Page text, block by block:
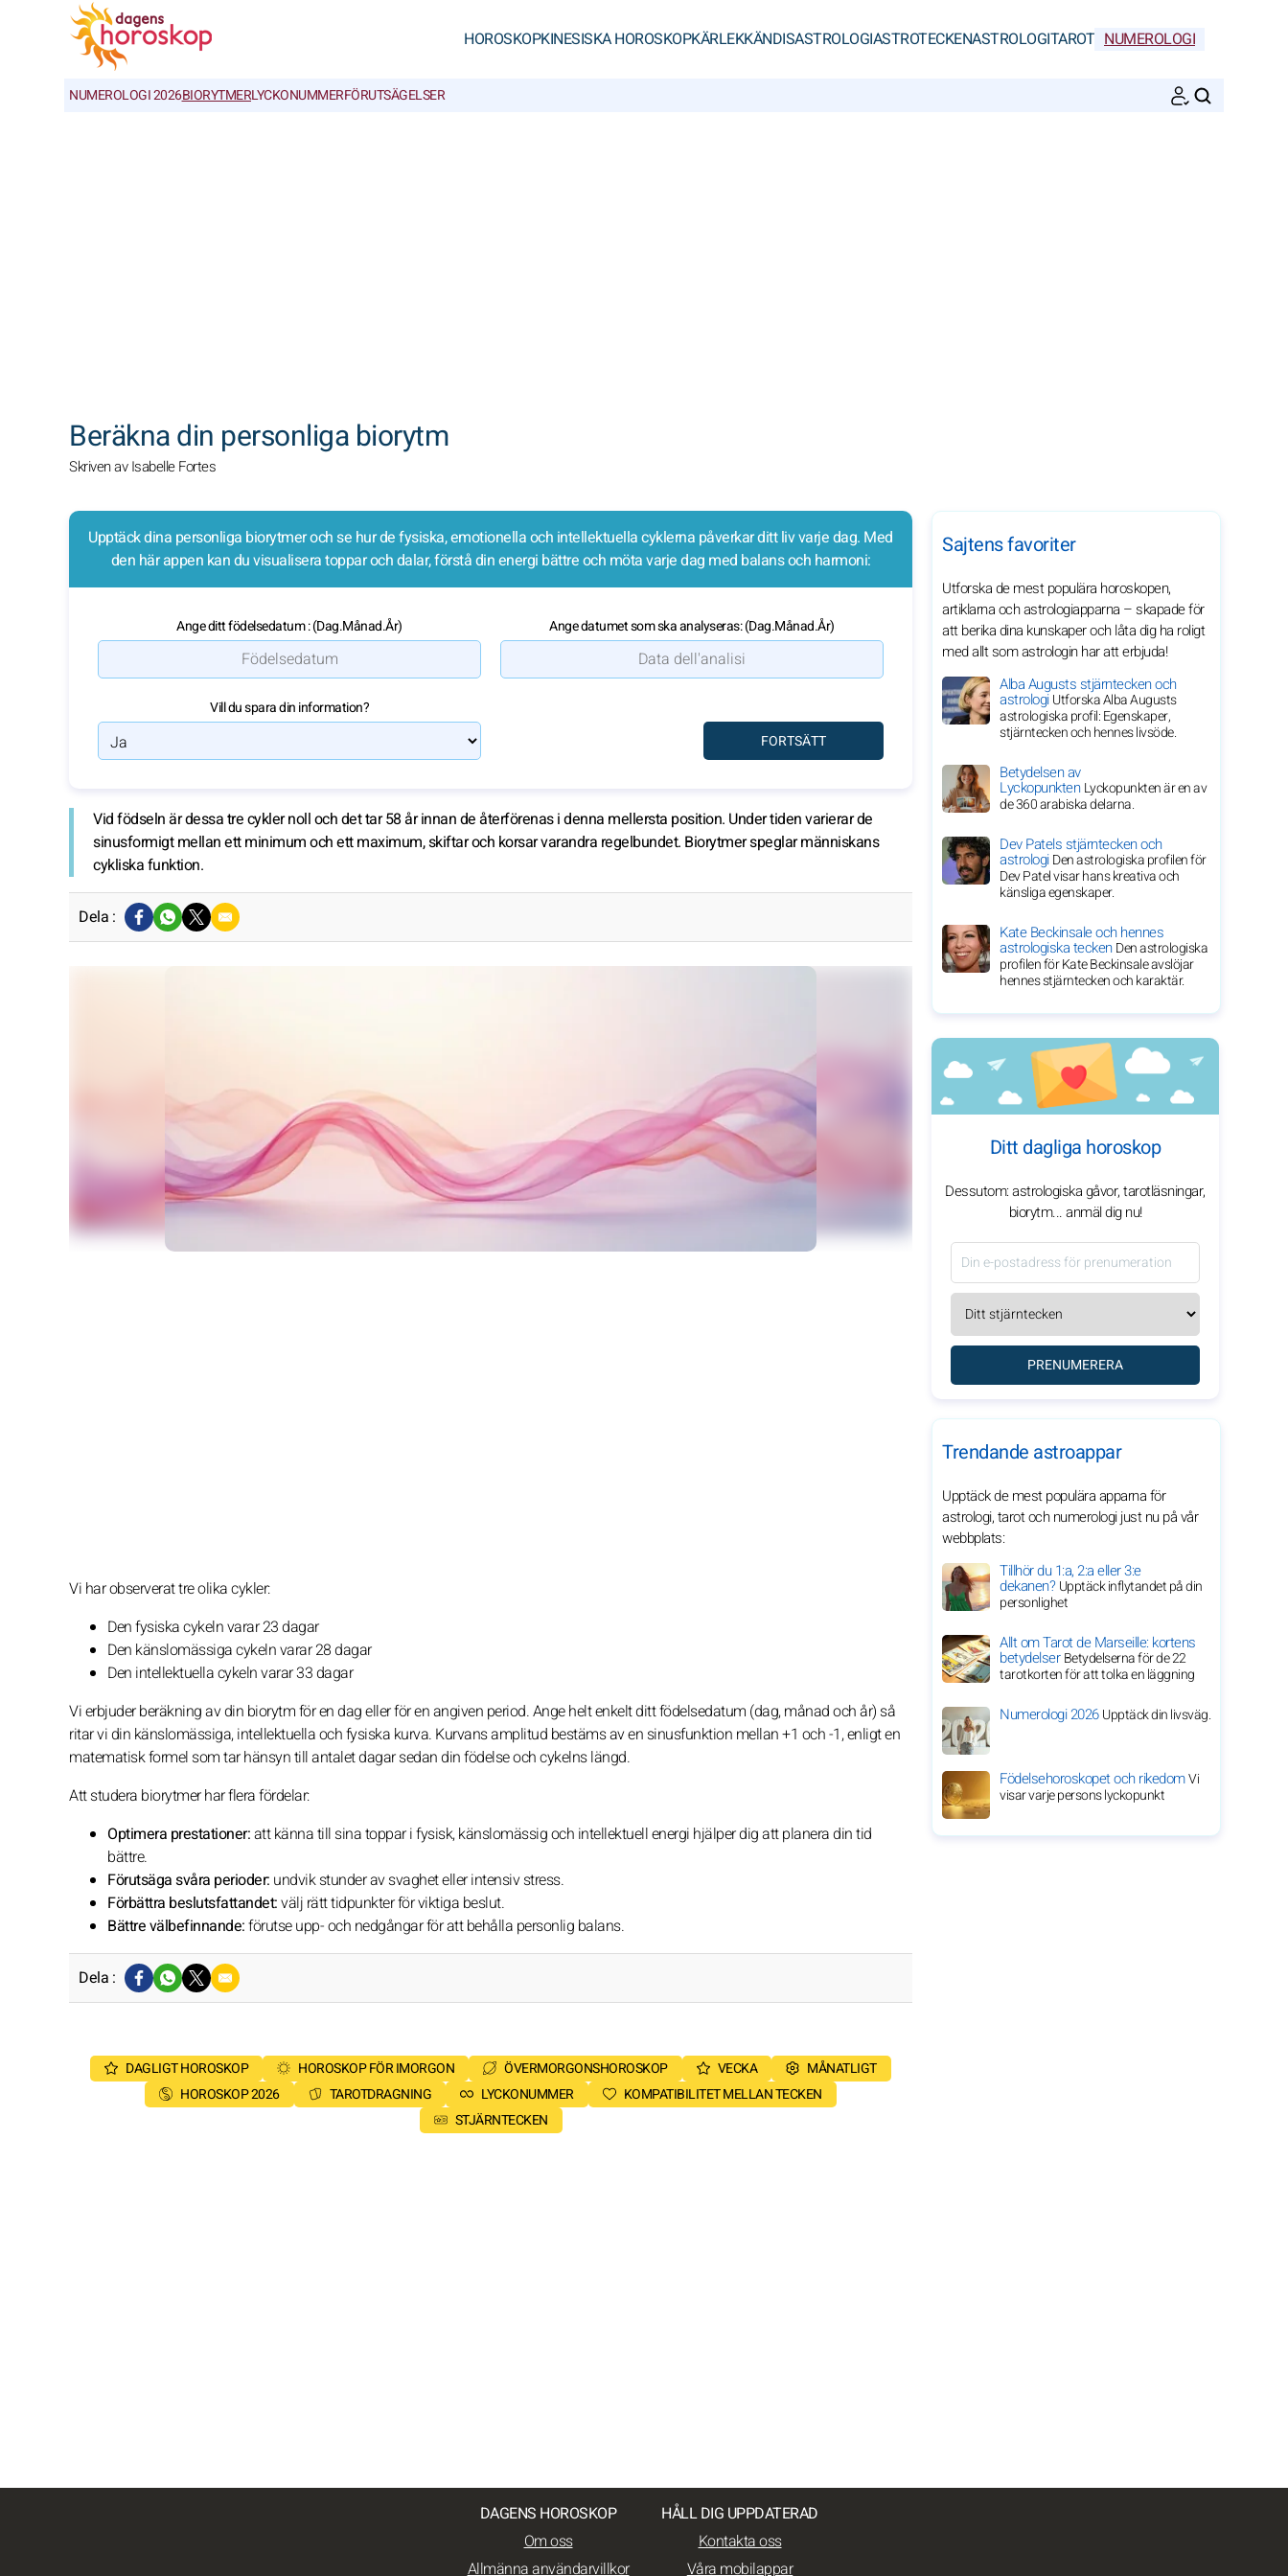
HOROSKOPKINESISKA HOROSKOPKÄRLEKKÄNDISASTROLOGIASTROTECKENASTROLOGITAROT NUMEROLOGI
NUMEROLOGI 2026BIORYTMERLYCKONUMMERFÖRUTSÄGELSER
Beräkna din personliga biorytm
Skriven av Isabelle Fortes
Upptäck dina personliga biorytmer och se hur de fysiska, emotionella och intellektuella cyklerna påverkar ditt liv varje dag. Med
den här appen kan du visualisera toppar och dalar, förstå din energi bättre och möta varje dag med balans och harmoni:
Ange ditt födelsedatum : (Dag.Månad.År) Ange datumet som ska analyseras: (Dag.Månad.År)
Vill du spara din information?
Vid födseln är dessa tre cykler noll och det tar 58 år innan de återförenas i denna mellersta position. Under tiden varierar de
sinusformigt mellan ett minimum och ett maximum, skiftar och korsar varandra regelbundet. Biorytmer speglar människans
cykliska funktion.
Dela :
Vi har observerat tre olika cykler:
Den fysiska cykeln varar 23 dagar
Den känslomässiga cykeln varar 28 dagar
Den intellektuella cykeln varar 33 dagar
Vi erbjuder beräkning av din biorytm för en dag eller för en angiven period. Ange helt enkelt ditt födelsedatum (dag, månad och år) så
ritar vi din känslomässiga, intellektuella och fysiska kurva. Kurvans amplitud bestäms av en sinusfunktion mellan +1 och -1, enligt en
matematisk formel som tar hänsyn till antalet dagar sedan din födelse och cykelns längd.
Att studera biorytmer har flera fördelar:
Optimera prestationer:att känna till sina toppar i fysisk, känslomässig och intellektuell energi hjälper dig att planera din tid
bättre.
Förutsäga svåra perioder: undvik stunder av svaghet eller intensiv stress.
Förbättra beslutsfattandet:välj rätt tidpunkter för viktiga beslut.
Bättre välbefinnande:förutse upp- och nedgångar för att behålla personlig balans.
Dela :
DAGLIGT HOROSKOP HOROSKOP FÖR IMORGON ÖVERMORGONSHOROSKOP VECKA
MÅNATLIGT
HOROSKOP 2026
TAROTDRAGNING LYCKONUMMER
KOMPATIBILITET MELLAN TECKEN
STJÄRNTECKEN
Sajtens favoriter
Utforska de mest populära horoskopen,
artiklarna och astrologiapparna – skapade för
att berika dina kunskaper och låta dig ha roligt
med allt som astrologin har att erbjuda!
Alba Augusts stjärntecken och
astrologiUtforska Alba Augusts
astrologiska profil: Egenskaper,
stjärntecken och hennes livsöde.
Betydelsen av
LyckopunktenLyckopunkten är en av
de 360 arabiska delarna.
Dev Patels stjärntecken och
astrologiDen astrologiska profilen för
Dev Patel visar hans kreativa och
känsliga egenskaper.
Kate Beckinsale och hennes
astrologiska teckenDen astrologiska
profilen för Kate Beckinsale avslöjar
hennes stjärntecken och karaktär.
Ditt dagliga horoskop
Dessutom: astrologiska gåvor, tarotläsningar,
biorytm... anmäl dig nu!
PRENUMERERA
Trendande astroappar
Upptäck de mest populära apparna för
astrologi, tarot och numerologi just nu på vår
webbplats:
Tillhör du 1:a, 2:a eller 3:e
dekanen?Upptäck inflytandet på din
personlighet
Allt om Tarot de Marseille: kortens
betydelserBetydelserna för de 22
tarotkorten för att tolka en läggning
Numerologi 2026Upptäck din livsväg.
Födelsehoroskopet och rikedomVi
visar varje persons lyckopunkt
DAGENS HOROSKOP
Om oss
Allmänna användarvillkor
HÅLL DIG UPPDATERAD
Kontakta oss
Våra mobilappar